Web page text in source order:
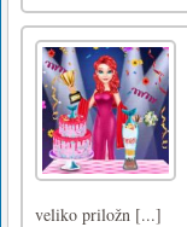
veliko priložn [...]